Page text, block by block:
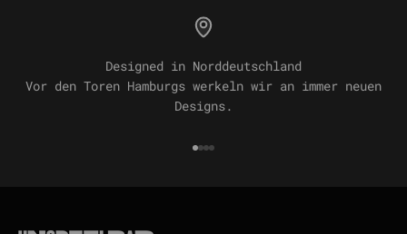
Designed in Norddeutschland
Vor den Toren Hamburgs werkeln wir an immer neuen
Designs.
Gehe zu Element 1
Gehe zu Element 2
Gehe zu Element 3
Gehe zu Element 4